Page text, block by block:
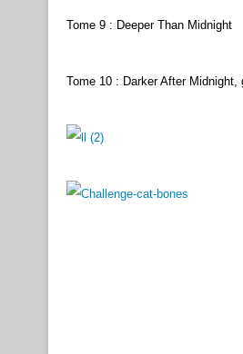
Tome 9 : Deeper Than Midnight
Tome 10 : Darker After